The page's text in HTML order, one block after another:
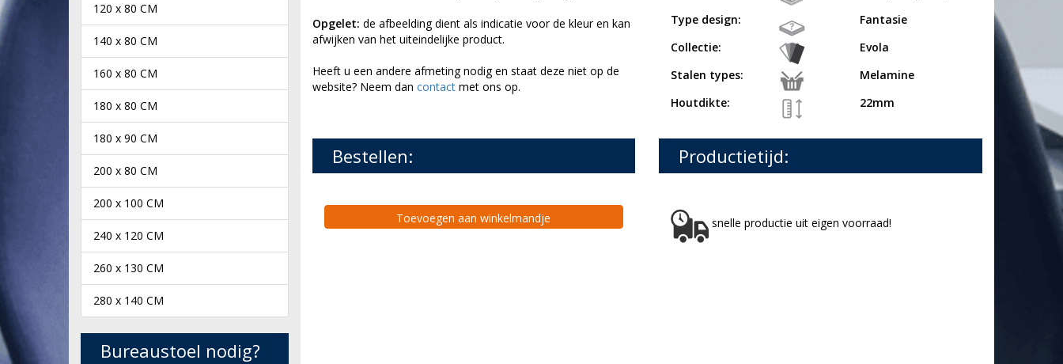
Opgelet: de afbeelding dient als indicatie voor de kleur en kan
afwijken van het uiteindelijke product.
Heeft u een andere afmeting nodig en staat deze niet op de
website? Neem dan contactmet ons op.
Type design:
Fantasie
Collectie:
Evola
Stalen types:
Melamine
Houtdikte:
22mm
Bestellen:
Toevoegen aan winkelmandje
Productietijd:
snelle productie uit eigen voorraad!
120 x 80 CM
140 x 80 CM
160 x 80 CM
180 x 80 CM
180 x 90 CM
200 x 80 CM
200 x 100 CM
240 x 120 CM
260 x 130 CM
280 x 140 CM
Bureaustoel nodig?